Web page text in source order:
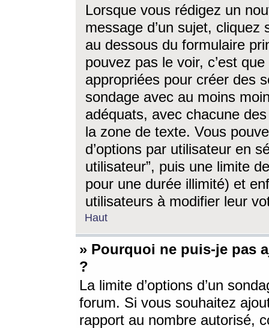
Lorsque vous rédigez un
message d’un sujet, cliquez
au dessous du formulaire
pouvez pas le voir, c’est
appropriées pour créer des
sondage avec au moins
adéquats, avec chacune
la zone de texte. Vous
d’options par utilisateur en
utilisateur”, puis une limite
pour une durée illimité) et
utilisateurs à modifier leur
Haut
» Pourquoi ne puis-je pas
?
La limite d’options d’un
forum. Si vous souhaitez
rapport au nombre autorisé,